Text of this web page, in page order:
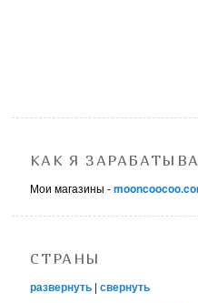
КАК Я
Мои магазины -
СТРАНЫ
развернуть |свернуть